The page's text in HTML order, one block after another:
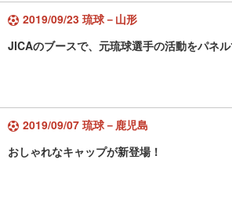
2019/09/23 琉球－山形
JICAのブースで、元琉球選手の活動をパネ
2019/09/07 琉球－鹿児島
おしゃれなキャップが新登場！